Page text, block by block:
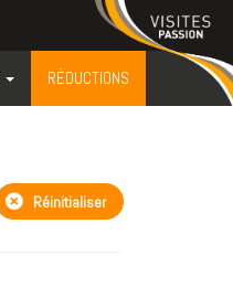
RÉDUCTIONS
Réinitialiser